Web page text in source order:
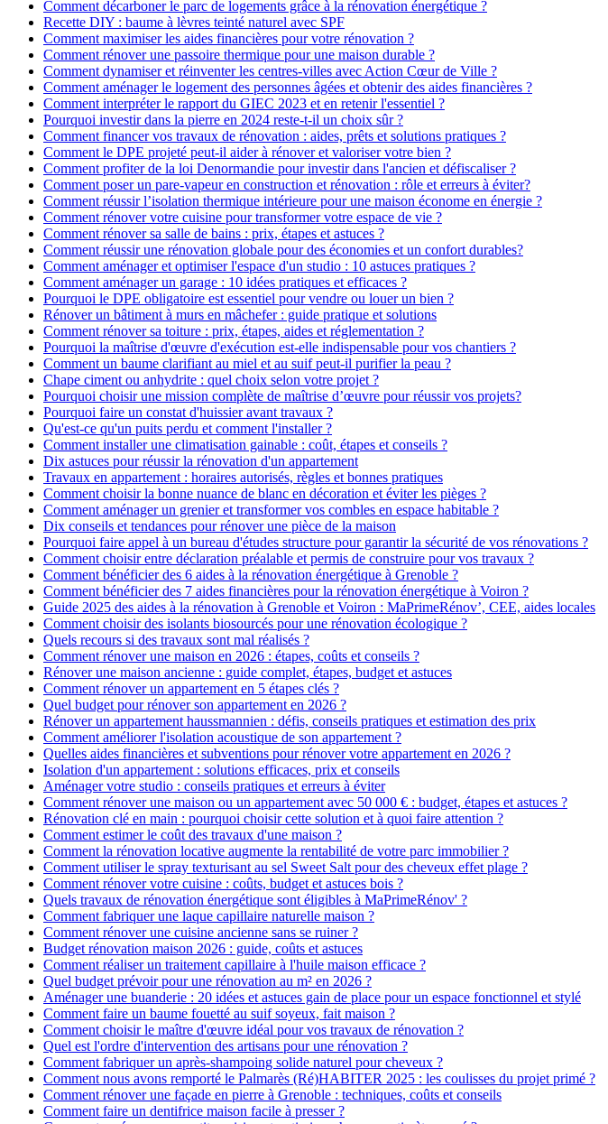
Comment décarboner le parc de logements grâce à la rénovation énergétique ?
Recette DIY : baume à lèvres teinté naturel avec SPF
Comment maximiser les aides financières pour votre rénovation ?
Comment rénover une passoire thermique pour une maison durable ?
Comment dynamiser et réinventer les centres-villes avec Action Cœur de Ville ?
Comment aménager le logement des personnes âgées et obtenir des aides financières ?
Comment interpréter le rapport du GIEC 2023 et en retenir l'essentiel ?
Pourquoi investir dans la pierre en 2024 reste-t-il un choix sûr ?
Comment financer vos travaux de rénovation : aides, prêts et solutions pratiques ?
Comment le DPE projeté peut-il aider à rénover et valoriser votre bien ?
Comment profiter de la loi Denormandie pour investir dans l'ancien et défiscaliser ?
Comment poser un pare-vapeur en construction et rénovation : rôle et erreurs à éviter?
Comment réussir l’isolation thermique intérieure pour une maison économe en énergie ?
Comment rénover votre cuisine pour transformer votre espace de vie ?
Comment rénover sa salle de bains : prix, étapes et astuces ?
Comment réussir une rénovation globale pour des économies et un confort durables?
Comment aménager et optimiser l'espace d'un studio : 10 astuces pratiques ?
Comment aménager un garage : 10 idées pratiques et efficaces ?
Pourquoi le DPE obligatoire est essentiel pour vendre ou louer un bien ?
Rénover un bâtiment à murs en mâchefer : guide pratique et solutions
Comment rénover sa toiture : prix, étapes, aides et réglementation ?
Pourquoi la maîtrise d'œuvre d'exécution est-elle indispensable pour vos chantiers ?
Comment un baume clarifiant au miel et au suif peut-il purifier la peau ?
Chape ciment ou anhydrite : quel choix selon votre projet ?
Pourquoi choisir une mission complète de maîtrise d’œuvre pour réussir vos projets?
Pourquoi faire un constat d'huissier avant travaux ?
Qu'est-ce qu'un puits perdu et comment l'installer ?
Comment installer une climatisation gainable : coût, étapes et conseils ?
Dix astuces pour réussir la rénovation d'un appartement
Travaux en appartement : horaires autorisés, règles et bonnes pratiques
Comment choisir la bonne nuance de blanc en décoration et éviter les pièges ?
Comment aménager un grenier et transformer vos combles en espace habitable ?
Dix conseils et tendances pour rénover une pièce de la maison
Pourquoi faire appel à un bureau d'études structure pour garantir la sécurité de vos rénovations ?
Comment choisir entre déclaration préalable et permis de construire pour vos travaux ?
Comment bénéficier des 6 aides à la rénovation énergétique à Grenoble ?
Comment bénéficier des 7 aides financières pour la rénovation énergétique à Voiron ?
Guide 2025 des aides à la rénovation à Grenoble et Voiron : MaPrimeRénov’, CEE, aides locales
Comment choisir des isolants biosourcés pour une rénovation écologique ?
Quels recours si des travaux sont mal réalisés ?
Comment rénover une maison en 2026 : étapes, coûts et conseils ?
Rénover une maison ancienne : guide complet, étapes, budget et astuces
Comment rénover un appartement en 5 étapes clés ?
Quel budget pour rénover son appartement en 2026 ?
Rénover un appartement haussmannien : défis, conseils pratiques et estimation des prix
Comment améliorer l'isolation acoustique de son appartement ?
Quelles aides financières et subventions pour rénover votre appartement en 2026 ?
Isolation d'un appartement : solutions efficaces, prix et conseils
Aménager votre studio : conseils pratiques et erreurs à éviter
Comment rénover une maison ou un appartement avec 50 000 € : budget, étapes et astuces ?
Rénovation clé en main : pourquoi choisir cette solution et à quoi faire attention ?
Comment estimer le coût des travaux d'une maison ?
Comment la rénovation locative augmente la rentabilité de votre parc immobilier ?
Comment utiliser le spray texturisant au sel Sweet Salt pour des cheveux effet plage ?
Comment rénover votre cuisine : coûts, budget et astuces bois ?
Quels travaux de rénovation énergétique sont éligibles à MaPrimeRénov' ?
Comment fabriquer une laque capillaire naturelle maison ?
Comment rénover une cuisine ancienne sans se ruiner ?
Budget rénovation maison 2026 : guide, coûts et astuces
Comment réaliser un traitement capillaire à l'huile maison efficace ?
Quel budget prévoir pour une rénovation au m² en 2026 ?
Aménager une buanderie : 20 idées et astuces gain de place pour un espace fonctionnel et stylé
Comment faire un baume fouetté au suif soyeux, fait maison ?
Comment choisir le maître d'œuvre idéal pour vos travaux de rénovation ?
Quel est l'ordre d'intervention des artisans pour une rénovation ?
Comment fabriquer un après-shampoing solide naturel pour cheveux ?
Comment nous avons remporté le Palmarès (Ré)HABITER 2025 : les coulisses du projet primé ?
Comment rénover une façade en pierre à Grenoble : techniques, coûts et conseils
Comment faire un dentifrice maison facile à presser ?